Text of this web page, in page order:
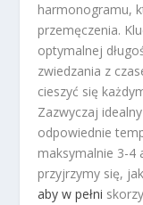
harmonogramu,
przemęczenia.
optymalnej
zwiedzania z
cieszyć się
Zazwyczaj
odpowiednie
maksymalnie 3-4
przyjrzymy się,
aby w pełni